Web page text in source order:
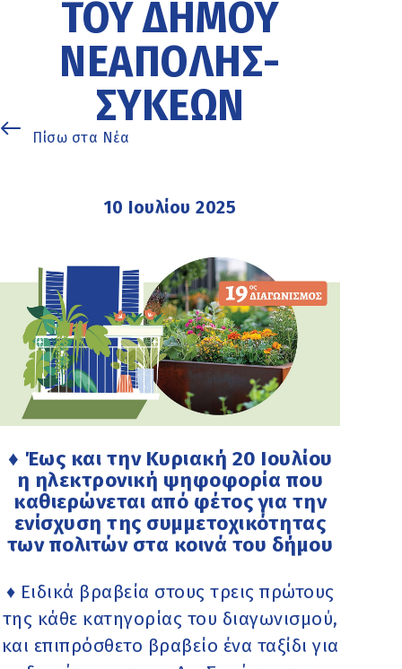
ΤΟΥ ΔΉΜΟΥ
ΝΕΆΠΟΛΗΣ-
ΣΥΚΕΏΝ
Πίσω στα Νέα
10 Ιουλίου 2025
♦ Έως και την Κυριακή 20 Ιουλίου
η ηλεκτρονική ψηφοφορία που
καθιερώνεται από φέτος για την
ενίσχυση της συμμετοχικότητας
των πολιτών στα κοινά του δήμου
♦ Ειδικά βραβεία στους τρεις πρώτους
της κάθε κατηγορίας του διαγωνισμού,
και επιπρόσθετο βραβείο ένα ταξίδι για